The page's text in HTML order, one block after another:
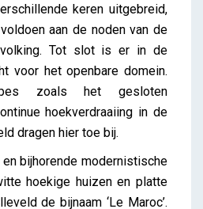
keren uitgebreid,
aan de noden van de
Tot slot is er in de
voor het openbare domein.
zoals het gesloten
hoekverdraaiing in de
dragen hier toe bij.
bijhorende modernistische
hoekige huizen en platte
de bijnaam ‘Le Maroc’.